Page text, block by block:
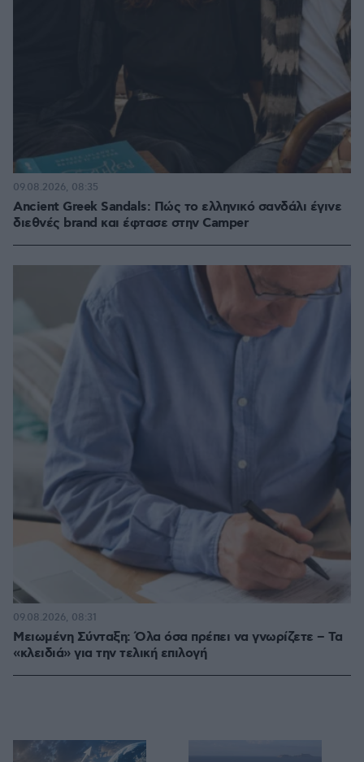
Ancient Greek Sandals: Πώς το ελληνικό σανδάλι έγινε
διεθνές brand και έφτασε στην Camper
09.08.2026, 08:35
Μειωμένη Σύνταξη: Όλα όσα πρέπει να γνωρίζετε – Τα
«κλειδιά» για την τελική επιλογή
09.08.2026, 08:31